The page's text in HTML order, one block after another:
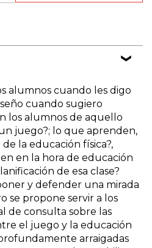
alumnos cuando les digo
cuando sugiero
los alumnos de aquello
juego?; lo que aprenden,
la educación física?,
en la hora de educación
de esa clase?
y defender una mirada
se propone servir a los
de consulta sobre las
el juego y la educación
arraigadas